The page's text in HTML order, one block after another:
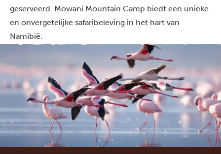
geserveerd. Mowani Mountain Camp biedt een unieke
en onvergetelijke safaribeleving in het hart van
Namibië.